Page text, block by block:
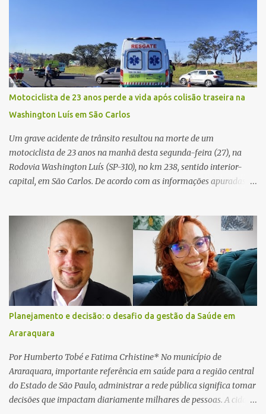
diversos disparos. Duas vítimas morreram ainda no local. Outras
três pessoas foram baleadas e socorridas. Até o momento, não
foram divulgadas informações oficiais sobre o estado de saúde dos
feridos. Equipes da Polícia Militar de Santa Gertrudes atenderam a
ocorrência e isolaram a área para o trabalho da perícia. Até a
última atualização, nenhum suspeito havia sido preso. A Polícia
Civil investigará a motivação da briga, a autoria dos disparos e as
circunstâncias do crime. A ocorrência segue em anda...
Motociclista de 23 anos perde a vida após colisão traseira na
Washington Luís em São Carlos
Um grave acidente de trânsito resultou na morte de um
motociclista de 23 anos na manhã desta segunda-feira (27), na
Rodovia Washington Luís (SP-310), no km 238, sentido interior-
capital, em São Carlos. De acordo com as informações apuradas no
veículo, o trânsito estava lento e congestionado devido a obras
realizadas na rodovia, momento em que ocorreu o impacto. Com
a violência da colisão, o motociclista foi arremessado ao solo.
Testemunhas relataram que o capacete teria se desprendido
durante o acidente. O jovem sofreu ferimentos gravíssimos e
morreu ainda no local. Equipes de resgate e de atendimento da
concessionária responsável pela rodovia foram acionadas e
realizaram a sinalização da via, além de prestarem socorro à
vítima. No entanto, o óbito foi constatado ainda no local do
acidente. A Polícia Militar Rodoviária compareceu para o registro
da ocorrência...
Planejamento e decisão: o desafio da gestão da Saúde em
Araraquara
Por Humberto Tobé e Fatima Crhistine* No município de
Araraquara, importante referência em saúde para a região central
do Estado de São Paulo, administrar a rede pública significa tomar
decisões que impactam diariamente milhares de pessoas. A cidade